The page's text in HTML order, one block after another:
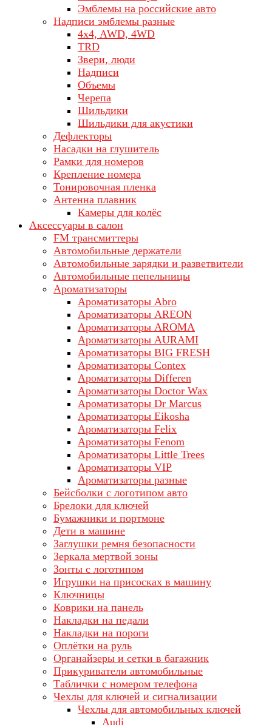
Эмблемы на российские авто
Надписи эмблемы разные
4x4, AWD, 4WD
TRD
Звери, люди
Надписи
Объемы
Черепа
Шильдики
Шильдики для акустики
Дефлекторы
Насадки на глушитель
Рамки для номеров
Крепление номера
Тонировочная пленка
Антенна плавник
Камеры для колёс
Аксессуары в салон
FM трансмиттеры
Автомобильные держатели
Автомобильные зарядки и разветвители
Автомобильные пепельницы
Ароматизаторы
Ароматизаторы Abro
Ароматизаторы AREON
Ароматизаторы AROMA
Ароматизаторы AURAMI
Ароматизаторы BIG FRESH
Ароматизаторы Contex
Ароматизаторы Differen
Ароматизаторы Doctor Wax
Ароматизаторы Dr Marcus
Ароматизаторы Eikosha
Ароматизаторы Felix
Ароматизаторы Fenom
Ароматизаторы Little Trees
Ароматизаторы VIP
Ароматизаторы разные
Бейсболки с логотипом авто
Брелоки для ключей
Бумажники и портмоне
Дети в машине
Заглушки ремня безопасности
Зеркала мертвой зоны
Зонты с логотипом
Игрушки на присосках в машину
Ключницы
Коврики на панель
Накладки на педали
Накладки на пороги
Оплётки на руль
Органайзеры и сетки в багажник
Прикуриватели автомобильные
Таблички с номером телефона
Чехлы для ключей и сигнализации
Чехлы для автомобильных ключей
Audi